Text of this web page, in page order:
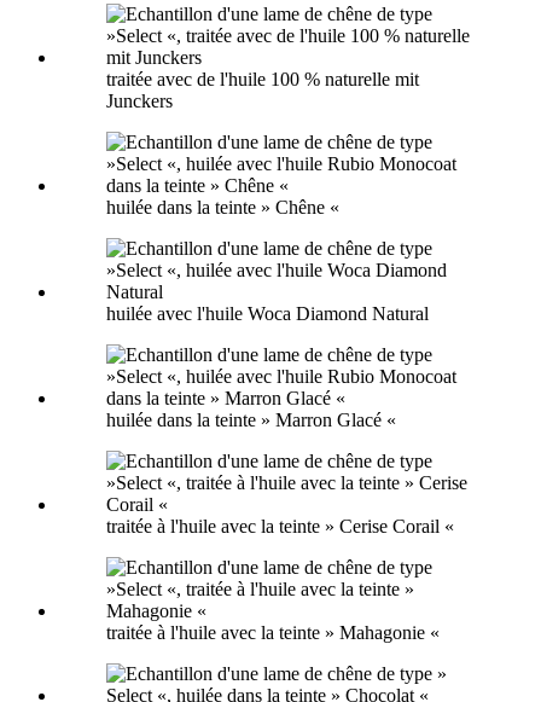
traitée avec de l'huile 100 % naturelle mit
Junckers
huilée dans la teinte » Chêne «
huilée avec l'huile Woca Diamond Natural
huilée dans la teinte » Marron Glacé «
traitée à l'huile avec la teinte » Cerise Corail «
traitée à l'huile avec la teinte » Mahagonie «